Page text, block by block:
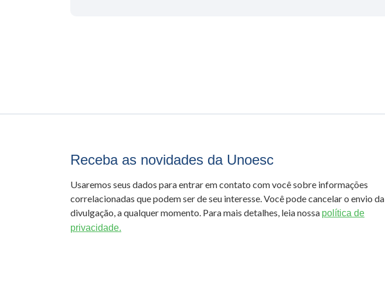
Receba as novidades da Unoesc
Usaremos seus dados para entrar em contato com você sobre informações
correlacionadas que podem ser de seu interesse. Você pode cancelar o envio da
divulgação, a qualquer momento. Para mais detalhes, leia nossa política de
privacidade.